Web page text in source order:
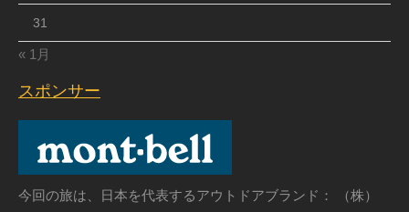
31
« 1月
スポンサー
今回の旅は、日本を代表するアウトドアブランド： （株）